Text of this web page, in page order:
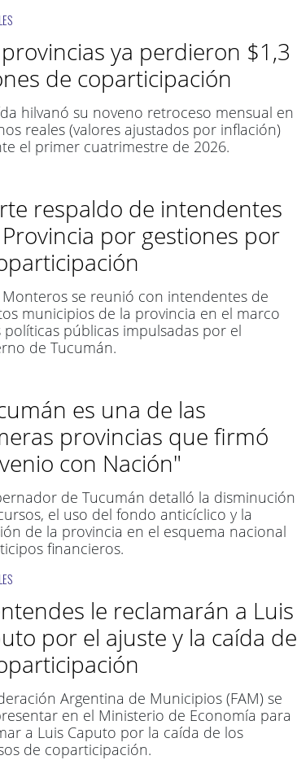
ya perdieron $1,3
de coparticipación
hilvanó su noveno retroceso mensual en
reales (valores ajustados por inflación)
el primer cuatrimestre de 2026.
respaldo de intendentes
por gestiones por
se reunió con intendentes de
municipios de la provincia en el marco
políticas públicas impulsadas por el
de Tucumán.
es una de las
provincias que firmó
con Nación"
de Tucumán detalló la disminución
el uso del fondo anticíclico y la
de la provincia en el esquema nacional
financieros.
le reclamarán a Luis
por el ajuste y la caída de
Argentina de Municipios (FAM) se
en el Ministerio de Economía para
a Luis Caputo por la caída de los
de coparticipación.